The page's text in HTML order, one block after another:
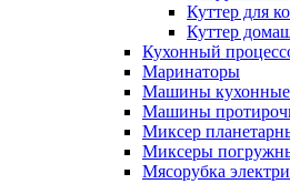
Куттер для
Куттер
Кухонный
Маринаторы
Машины кухонные
Машины
Миксер
Миксеры
Мясорубка